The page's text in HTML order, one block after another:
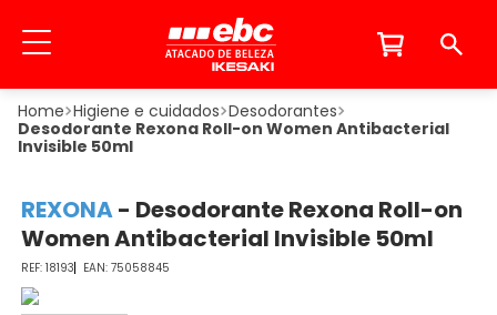
Higiene e cuidados Desodorantes
Desodorante Rexona Roll-on Women Antibacterial
Invisible 50ml
REXONA- Desodorante Rexona Roll-on
Women Antibacterial Invisible 50ml
18193 75058845